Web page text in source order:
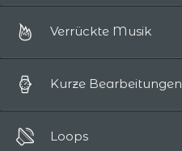
Verrückte Musik
Kurze Bearbeitungen
Loops